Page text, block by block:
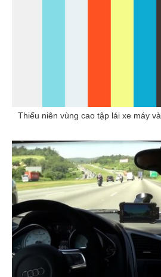
Thiếu niên vùng cao tập lái xe máy